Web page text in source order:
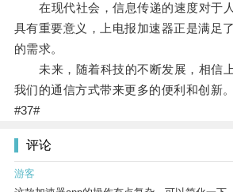
在现代社会，信息传递的速度对于
具有重要意义，上电报加速器正是满足
的需求。
未来，随着科技的不断发展，相信
我们的通信方式带来更多的便利和创新。
#37#
评论
游客